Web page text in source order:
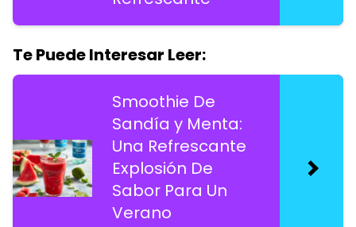
Te Puede Interesar Leer:
Smoothie De
Sandía y Menta:
Una Refrescante
Explosión De
Sabor Para Un
Verano